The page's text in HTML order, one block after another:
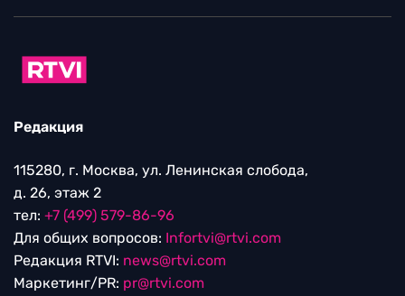
Редакция
115280, г. Москва, ул. Ленинская слобода,
д. 26, этаж 2
тел: +7 (499) 579-86-96
Для общих вопросов: Infortvi@rtvi.com
Редакция RTVI: news@rtvi.com
Маркетинг/PR: pr@rtvi.com